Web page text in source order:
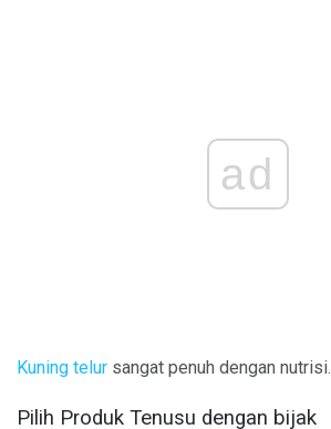
ad
Kuning telur sangat penuh dengan nutrisi.
Pilih Produk Tenusu dengan bijak